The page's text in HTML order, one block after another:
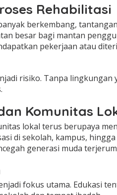
Rehabilitasi
berkembang,
besar bagi mantan
pekerjaan atau
risiko. Tanpa lingkungan
Komunitas
lokal terus berupaya
di sekolah, kampus,
generasi muda
fokus utama. Edukasi